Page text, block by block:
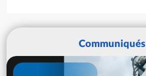
Communiqués